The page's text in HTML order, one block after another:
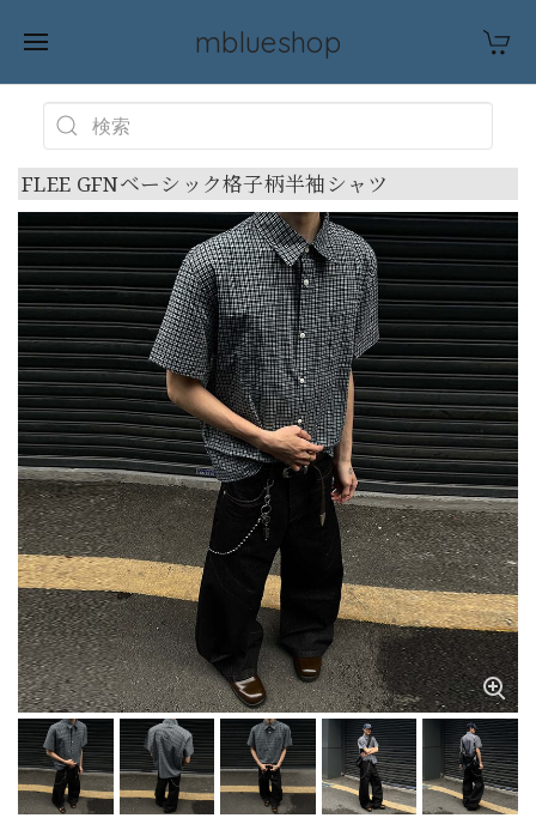
mblueshop
FLEE GFNベーシック格子柄半袖シャツ